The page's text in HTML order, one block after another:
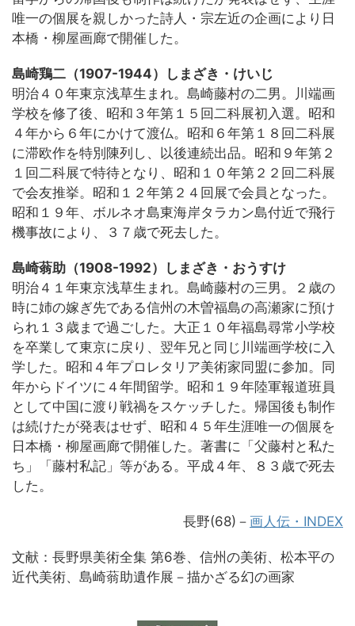
唯一の個展を親しかった詩人・宗左近の企画により日
本橋・柳屋画廊で開催した。
島崎鶏二（1907-1944）しまざき・けいじ
明治４０年東京浅草生まれ。島崎藤村の二男。川端画
学校を修了後、昭和３年第１５回二科展初入選。昭和
４年から６年にかけて渡仏。昭和６年第１８回二科展
に滞欧作を特別陳列し、以後連続出品。昭和９年第２
１回二科展で特待となり、昭和１０年第２２回二科展
で会友推挙。昭和１２年第２４回展で会員となった。
昭和１９年、ボルネオ島東海岸タラカン島付近で飛行
機事故により、３７歳で死去した。
島崎蓊助（1908-1992）しまざき・おうすけ
明治４１年東京浅草生まれ。島崎藤村の三男。２歳の
時に姉の嫁ぎ先である信州の木曽福島の高瀬家に預け
られ１３歳まで過ごした。大正１０年福島尋常小学校
を卒業して東京に戻り、翌年兄と同じ川端画学校に入
学した。昭和４年プロレタリア美術家同盟に参加。同
年からドイツに４年間留学。昭和１９年陸軍報道班員
として中国に渡り戦禍をスケッチした。帰国後も制作
は続けたが発表はせず、昭和４５年生涯唯一の個展を
日本橋・柳屋画廊で開催した。著書に「父藤村と私た
ち」「藤村私記」等がある。平成４年、８３歳で死去
した。
長野(68)－ 画人伝・INDEX
文献：長野県美術全集 第6巻、信州の美術、松本平の
近代美術、島崎蓊助遺作展－描かざる幻の画家